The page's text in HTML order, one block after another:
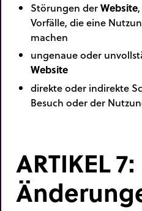
Störungen derWebsite
Vorfälle, die eine
machen
ungenaue oder
Website
direkte oder indirekte
Besuch oder der
ARTIKEL 7: